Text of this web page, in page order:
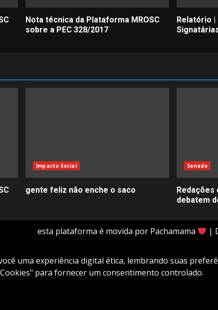
Nota técnica da Plataforma MROSC
sobre a PEC 328/2017
Relatório
Impacto Social
gente feliz não enche o saco
Senado
Redações
debatem
esta plataforma é movida por Pachamama |
uma experiência digital ética, lembrando suas
para fornecer um consentimento controlado.